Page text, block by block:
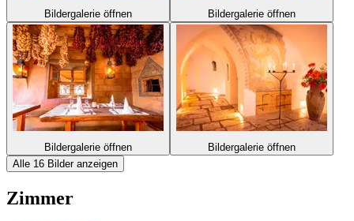
Bildergalerie öffnen Bildergalerie öffnen
Bildergalerie öffnen
Bildergalerie öffnen
Alle 16 Bilder anzeigen
Zimmer